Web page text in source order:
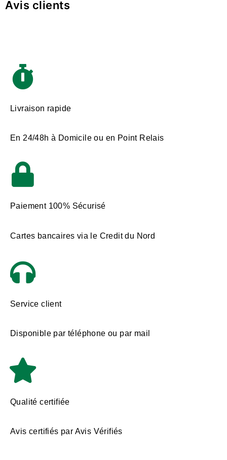
Avis clients
Livraison rapide
En 24/48h à Domicile ou en Point Relais
Paiement 100% Sécurisé
Cartes bancaires via le Credit du Nord
Service client
Disponible par téléphone ou par mail
Qualité certifiée
Avis certifiés par Avis Vérifiés